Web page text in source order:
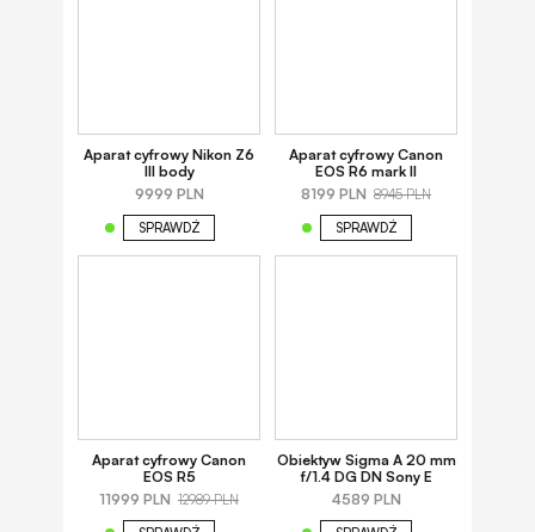
Aparat cyfrowy Nikon Z6
III body
9999 PLN
SPRAWDŹ
Aparat cyfrowy Canon
EOS R6 mark II
8199 PLN 8945 PLN
SPRAWDŹ
Aparat cyfrowy Canon
EOS R5
11999 PLN 12989 PLN
Obiektyw Sigma A 20 mm
f/1.4 DG DN Sony E
4589 PLN